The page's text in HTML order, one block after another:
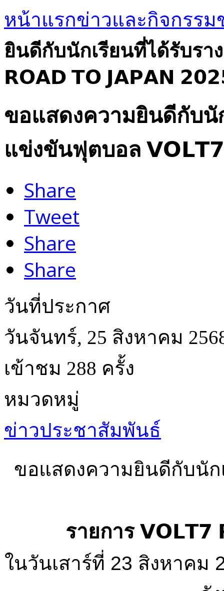
หน้าแรกข่าวและกิจกรรม
ยินดีกับนักเรียนที่ได้รับร
𝗥𝗢𝗔𝗗 𝗧𝗢 𝗝𝗔𝗣𝗔𝗡
ขอแสดงความยินดีกับนั
แข่งขันฟุตบอล
Share
Tweet
Share
Share
วันที่ประกาศ
วันจันทร์, 25 สิงหาคม
เข้าชม 288 ครั้ง
หมวดหมู่
ข่าวประชาสัมพันธ์
ขอแสดงความยินดีกับนัก
รายการ
ในวันเสาร์ที่ 23 สิงหาค